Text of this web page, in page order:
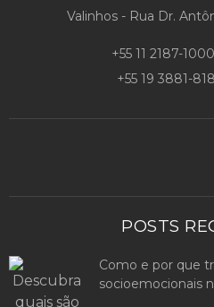
Valinhos - Rua Dr.
+55 11 2187-1000
+55 19 3881-
POSTS
Como e por que
socioemocionais